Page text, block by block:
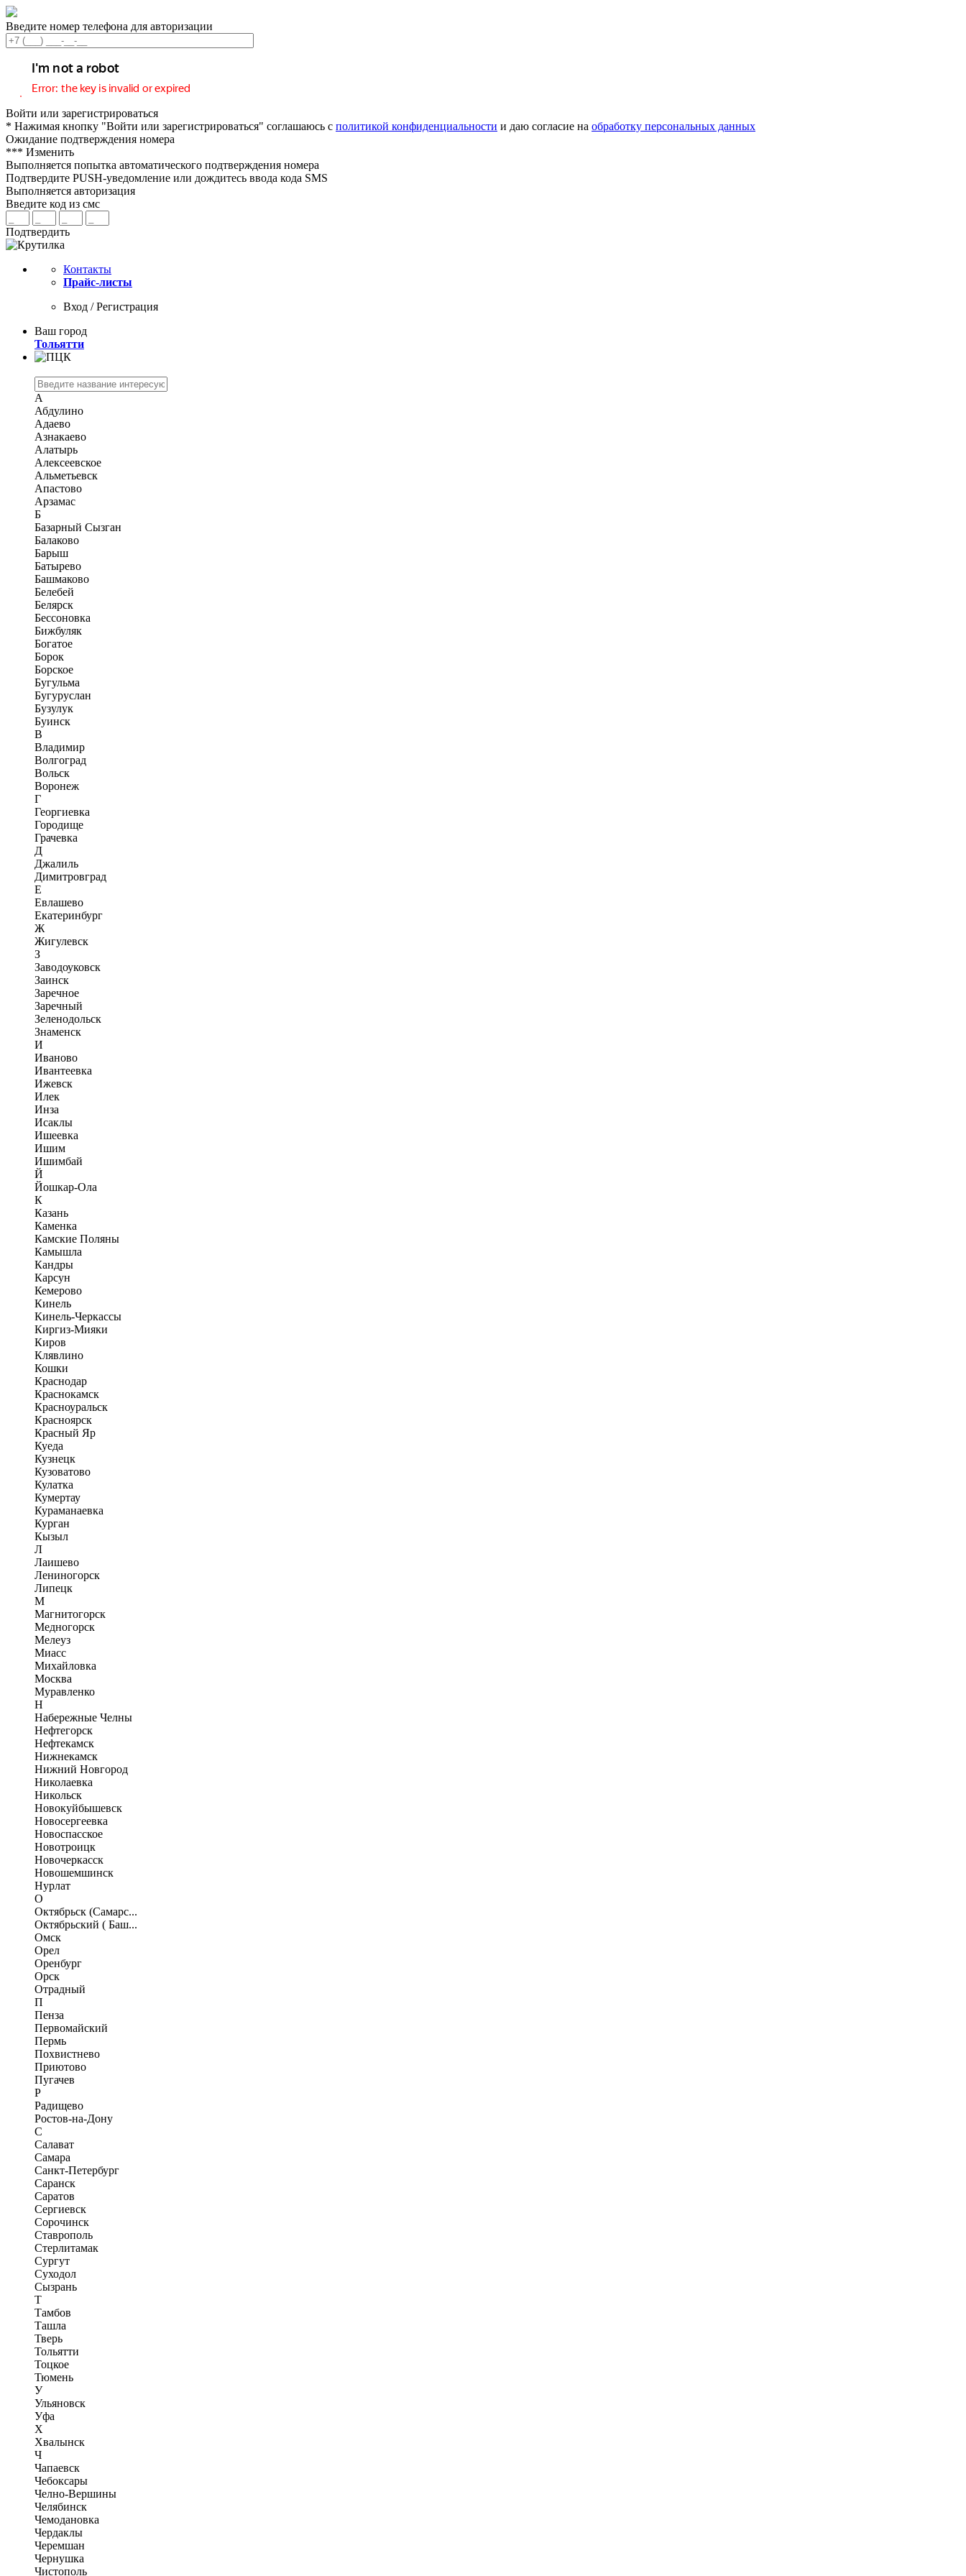
Введите номер телефона для авторизации
Войти или зарегистрироваться
* Нажимая кнопку "Войти или зарегистрироваться" соглашаюсь с политикой конфиденциальности и даю согласие на обработку персональных данных
Ожидание подтверждения номера
*** Изменить
Выполняется попытка автоматического подтверждения номера
Подтвердите PUSH-уведомление или дождитесь ввода кода SMS
Выполняется авторизация
Введите код из смс
Подтвердить
Контакты
Прайс-листы
Вход / Регистрация
Ваш город
Тольятти
А
Абдулино
Адаево
Азнакаево
Алатырь
Алексеевское
Альметьевск
Апастово
Арзамас
Б
Базарный Сызган
Балаково
Барыш
Батырево
Башмаково
Белебей
Белярск
Бессоновка
Бижбуляк
Богатое
Борок
Борское
Бугульма
Бугуруслан
Бузулук
Буинск
В
Владимир
Волгоград
Вольск
Воронеж
Г
Георгиевка
Городище
Грачевка
Д
Джалиль
Димитровград
Е
Евлашево
Екатеринбург
Ж
Жигулевск
З
Заводоуковск
Заинск
Заречное
Заречный
Зеленодольск
Знаменск
И
Иваново
Ивантеевка
Ижевск
Илек
Инза
Исаклы
Ишеевка
Ишим
Ишимбай
Й
Йошкар-Ола
К
Казань
Каменка
Камские Поляны
Камышла
Кандры
Карсун
Кемерово
Кинель
Кинель-Черкассы
Киргиз-Мияки
Киров
Клявлино
Кошки
Краснодар
Краснокамск
Красноуральск
Красноярск
Красный Яр
Куеда
Кузнецк
Кузоватово
Кулатка
Кумертау
Кураманаевка
Курган
Кызыл
Л
Лаишево
Лениногорск
Липецк
М
Магнитогорск
Медногорск
Мелеуз
Миасс
Михайловка
Москва
Муравленко
Н
Набережные Челны
Нефтегорск
Нефтекамск
Нижнекамск
Нижний Новгород
Николаевка
Никольск
Новокуйбышевск
Новосергеевка
Новоспасское
Новотроицк
Новочеркасск
Новошемшинск
Нурлат
О
Октябрьск (Самарс...
Октябрьский ( Баш...
Омск
Орел
Оренбург
Орск
Отрадный
П
Пенза
Первомайский
Пермь
Похвистнево
Приютово
Пугачев
Р
Радищево
Ростов-на-Дону
С
Салават
Самара
Санкт-Петербург
Саранск
Саратов
Сергиевск
Сорочинск
Ставрополь
Стерлитамак
Сургут
Суходол
Сызрань
Т
Тамбов
Ташла
Тверь
Тольятти
Тоцкое
Тюмень
У
Ульяновск
Уфа
Х
Хвалынск
Ч
Чапаевск
Чебоксары
Челно-Вершины
Челябинск
Чемодановка
Чердаклы
Черемшан
Чернушка
Чистополь